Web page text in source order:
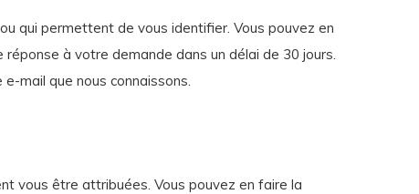
qui permettent de vous identifier. Vous pouvez en
à votre demande dans un délai de 30 jours.
mail que nous connaissons.
vous être attribuées. Vous pouvez en faire la